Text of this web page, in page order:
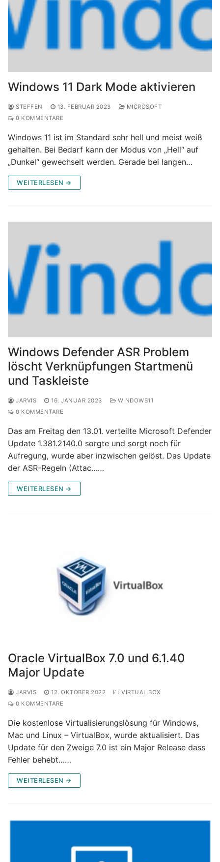
Windows 11 Dark Mode aktivieren
STEFFEN 13. FEBRUAR 2023
MICROSOFT
0 KOMMENTARE
Windows 11 ist im Standard sehr hell und meist weiß
gehalten. Bei Bedarf kann der Modus von „Hell“ auf
„Dunkel“ gewechselt werden. Gerade bei langen…
WEITERLESEN →
Windows Defender ASR Problem
löscht Verknüpfungen Startmenü
und Taskleiste
JARVIS 16. JANUAR 2023
WINDOWS11
0 KOMMENTARE
Das am Freitag den 13.01. verteilte Microsoft Defender
Update 1.381.2140.0 sorgte und sorgt noch für
Aufregung, wurde aber inzwischen gelöst. Das Update
der ASR-Regeln (Attac……
WEITERLESEN →
Oracle VirtualBox 7.0 und 6.1.40
Major Update
JARVIS 12. OKTOBER 2022
VIRTUAL BOX
0 KOMMENTARE
Die kostenlose Virtualisierungslösung für Windows,
Mac und Linux – VirtualBox, wurde aktualisiert. Das
Update für den Zweige 7.0 ist ein Major Release dass
Fehler behebt……
WEITERLESEN →